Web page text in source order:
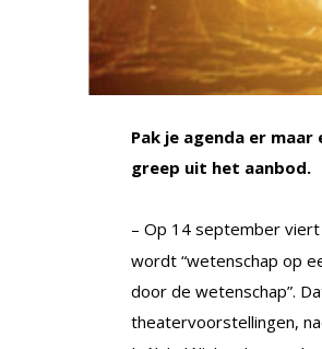
Pak je agenda er
greep uit het aanbod.
– Op 14 september
wordt “wetenschap op
door de wetenschap”.
theatervoorstellingen,